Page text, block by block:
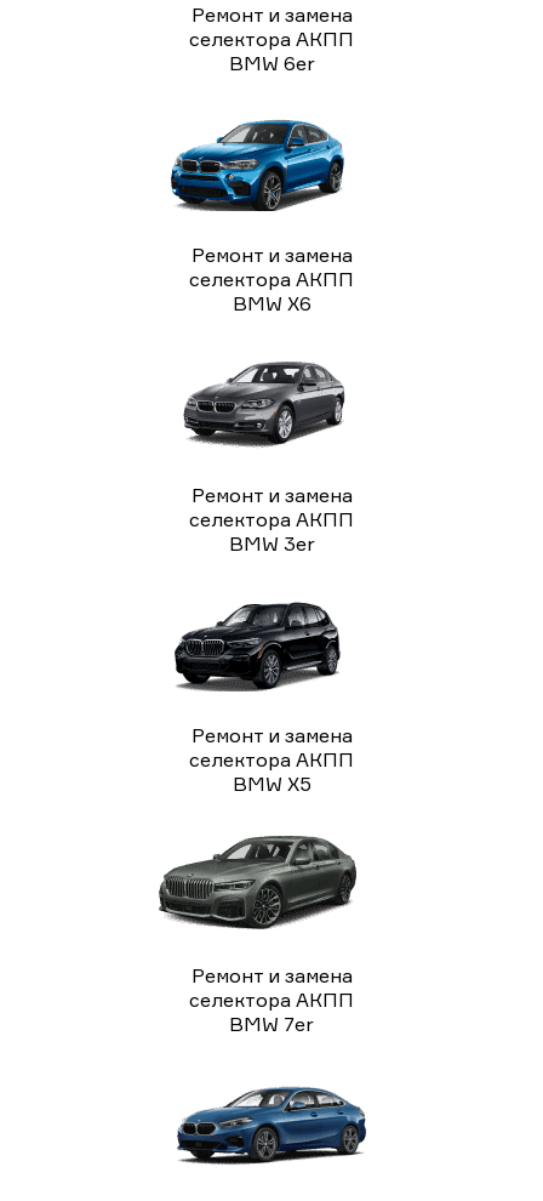
Ремонт и замена
селектора АКПП
BMW 6er
Ремонт и замена
селектора АКПП
BMW X6
Ремонт и замена
селектора АКПП
BMW 3er
Ремонт и замена
селектора АКПП
BMW X5
Ремонт и замена
селектора АКПП
BMW 7er